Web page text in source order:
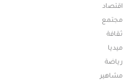
اقتصاد
مجتمع
ثقافة
ميديا
رياضة
مشاهير